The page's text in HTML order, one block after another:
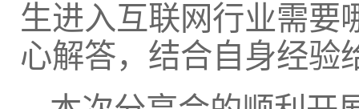
生进入互联网行业需要
心解答，结合自身经验